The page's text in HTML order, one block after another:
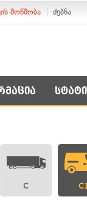
მოწმობა ძებნა
C